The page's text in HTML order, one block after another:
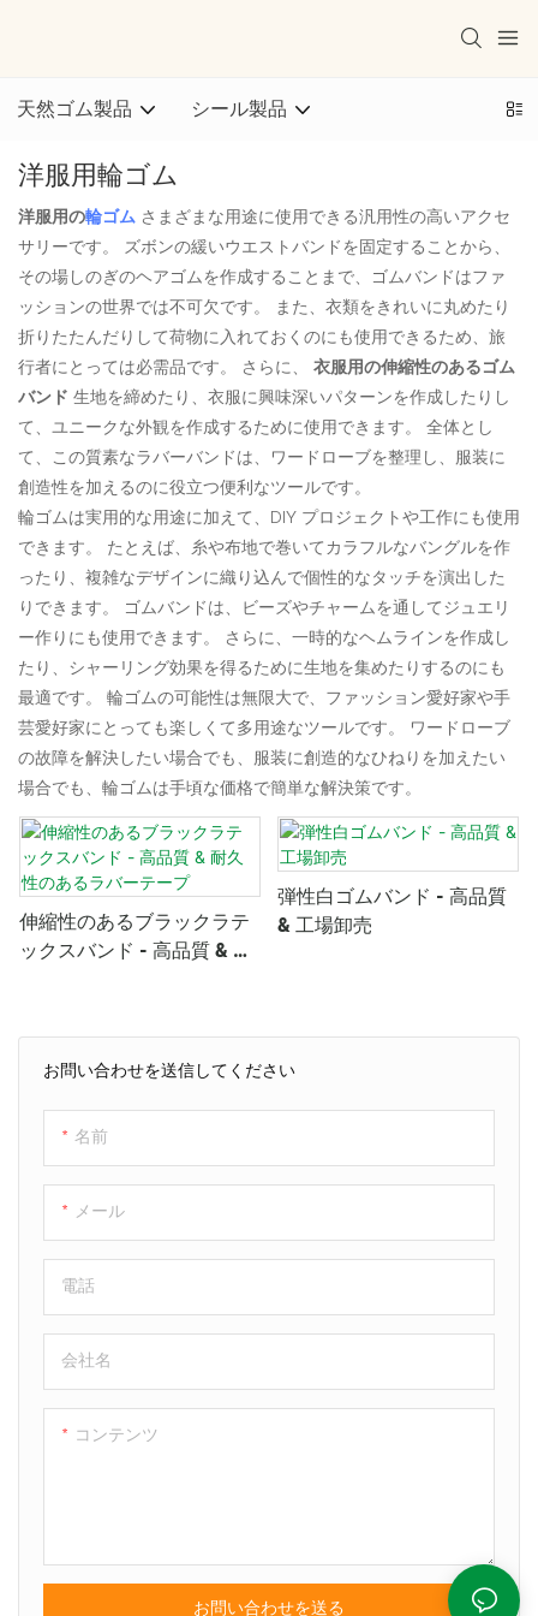
天然ゴム製品 シール製品
洋服用輪ゴム
洋服用の輪ゴム さまざまな用途に使用できる汎用性の高いアクセ
サリーです。 ズボンの緩いウエストバンドを固定することから、
その場しのぎのヘアゴムを作成することまで、ゴムバンドはファ
ッションの世界では不可欠です。 また、衣類をきれいに丸めたり
折りたたんだりして荷物に入れておくのにも使用できるため、旅
行者にとっては必需品です。 さらに、 衣服用の伸縮性のあるゴム
バンド 生地を締めたり、衣服に興味深いパターンを作成したりし
て、ユニークな外観を作成するために使用できます。 全体とし
て、この質素なラバーバンドは、ワードローブを整理し、服装に
創造性を加えるのに役立つ便利なツールです。
輪ゴムは実用的な用途に加えて、DIY プロジェクトや工作にも使用
できます。 たとえば、糸や布地で巻いてカラフルなバングルを作
ったり、複雑なデザインに織り込んで個性的なタッチを演出した
りできます。 ゴムバンドは、ビーズやチャームを通してジュエリ
ー作りにも使用できます。 さらに、一時的なヘムラインを作成し
たり、シャーリング効果を得るために生地を集めたりするのにも
最適です。 輪ゴムの可能性は無限大で、ファッション愛好家や手
芸愛好家にとっても楽しくて多用途なツールです。 ワードローブ
の故障を解決したい場合でも、服装に創造的なひねりを加えたい
場合でも、輪ゴムは手頃な価格で簡単な解決策です。
お問い合わせを送信してください
名前
メール
電話
会社名
コンテンツ
お問い合わせを送る
伸縮性のあるブラックラテ
ックスバンド - 高品質 & 耐
弾性白ゴムバンド - 高品質
& 工場卸売